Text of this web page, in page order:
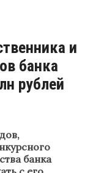
и
банка
рублей
банка